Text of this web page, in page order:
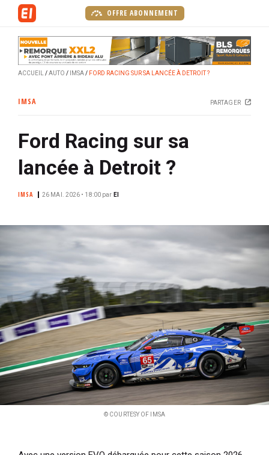
r
c
a
l
OFFRE ABONNEMENT
ACCUEIL AUTO IMSA FORD RACING SUR SA LANCÉE À DETROIT ?
IMSA PARTAGER
Ford Racing sur sa
lancée à Detroit ?
IMSA 26 MAI. 2026 • 18:00 par EI
© COURTESY OF IMSA